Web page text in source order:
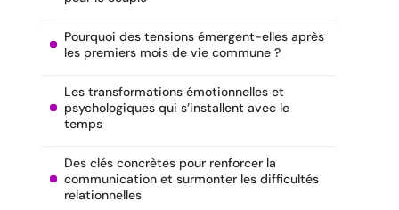
Pourquoi des tensions émergent-elles après
les premiers mois de vie commune ?
Les transformations émotionnelles et
psychologiques qui s’installent avec le
temps
Des clés concrètes pour renforcer la
communication et surmonter les difficultés
relationnelles